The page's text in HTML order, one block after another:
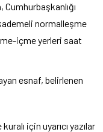
kademeli normalleşme
içme yerleri saat
esnaf, belirlenen
için uyarıcı yazılar